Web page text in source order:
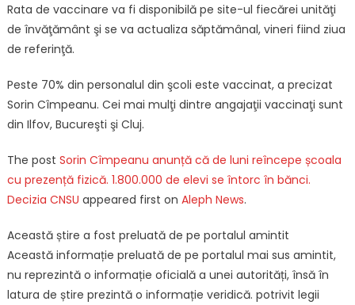
Rata de vaccinare va fi disponibilă pe site-ul fiecărei unităţi
de învăţământ şi se va actualiza săptămânal, vineri fiind ziua
de referinţă.
Peste 70% din personalul din şcoli este vaccinat, a precizat
Sorin Cîmpeanu. Cei mai mulţi dintre angajaţii vaccinaţi sunt
din Ilfov, Bucureşti şi Cluj.
The post Sorin Cîmpeanu anunță că de luni reîncepe școala
cu prezență fizică. 1.800.000 de elevi se întorc în bănci.
Decizia CNSU appeared first on Aleph News.
Această știre a fost preluată de pe portalul amintit
Această informație preluată de pe portalul mai sus amintit,
nu reprezintă o informație oficială a unei autorități, însă în
latura de știre prezintă o informație veridică. potrivit legii